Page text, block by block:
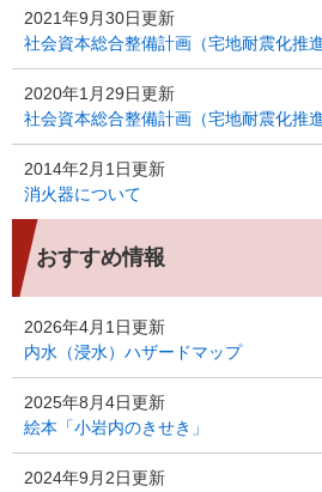
2021年9月30日更新
社会資本総合整備計画（宅地耐震化推
2020年1月29日更新
社会資本総合整備計画（宅地耐震化推
2014年2月1日更新
消火器について
おすすめ情報
2026年4月1日更新
内水（浸水）ハザードマップ
2025年8月4日更新
絵本「小岩内のきせき」
2024年9月2日更新